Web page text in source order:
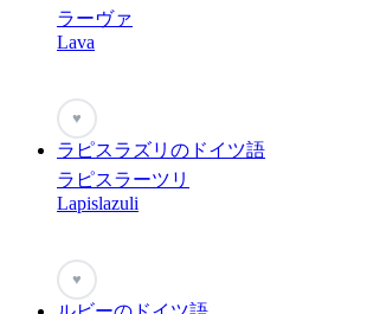
ラーヴァ
Lava
♥
ラピスラズリのドイツ語
ラピスラーツリ
Lapislazuli
♥